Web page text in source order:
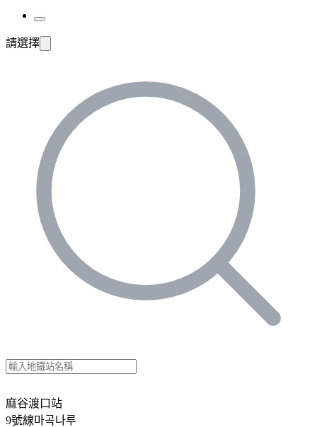
請選擇
麻谷渡口站
9號線마곡나루